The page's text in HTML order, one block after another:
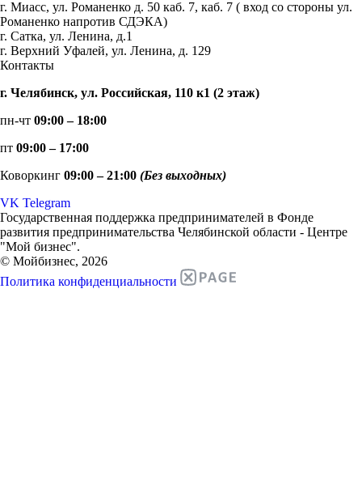
г. Миасс, ул. Романенко д. 50 каб. 7, каб. 7 ( вход со стороны ул.
Романенко напротив СДЭКА)
г. Сатка, ул. Ленина, д.1
г. Верхний Уфалей, ул. Ленина, д. 129
Контакты
г. Челябинск, ул. Российская, 110 к1 (2 этаж)
пн-чт 09:00 – 18:00
пт 09:00 – 17:00
Коворкинг 09:00 – 21:00 (Без выходных)
VK Telegram
Государственная поддержка предпринимателей в Фонде
развития предпринимательства Челябинской области - Центре
"Мой бизнес".
© Мойбизнес, 2026
Политика конфиденциальности